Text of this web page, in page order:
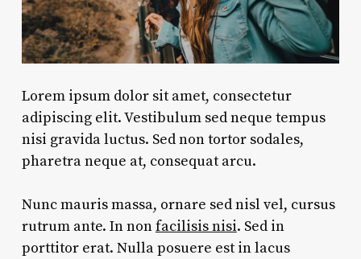
Lorem ipsum dolor sit amet, consectetur
adipiscing elit. Vestibulum sed neque tempus
nisi gravida luctus. Sed non tortor sodales,
pharetra neque at, consequat arcu.
Nunc mauris massa, ornare sed nisl vel, cursus
rutrum ante. In nonfacilisis nisi. Sed in
porttitor erat. Nulla posuere est in lacus